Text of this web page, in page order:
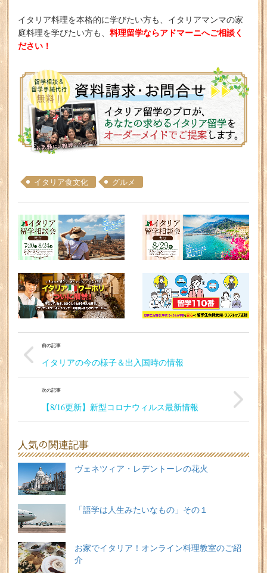
イタリア料理を本格的に学びたい方も、イタリアマンマの家
庭料理を学びたい方も、 料理留学ならアドマーニへご相談く
ださい！
イタリア食文化 グルメ
前の記事
イタリアの今の様子＆出入国時の情報
次の記事
【8/16更新】新型コロナウィルス最新情報
人気の関連記事
ヴェネツィア・レデントーレの花火
「語学は人生みたいなもの」その１
お家でイタリア！オンライン料理教室のご紹
介